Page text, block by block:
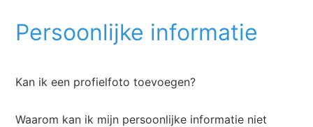
Persoonlijke informatie
Kan ik een profielfoto toevoegen?
Waarom kan ik mijn persoonlijke informatie niet